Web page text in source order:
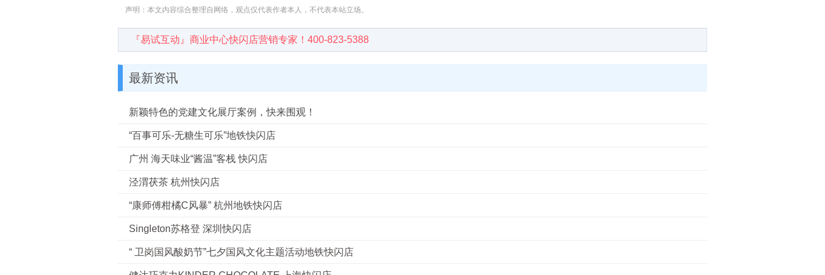
声明：本文内容综合整理自网络，观点仅代表作者本人，不代表本站立场。
『易试互动』商业中心快闪店营销专家！400-823-5388
最新资讯
新颖特色的党建文化展厅案例，快来围观！
“百事可乐-无糖生可乐”地铁快闪店
广州 海天味业“酱温”客栈 快闪店
泾渭茯茶 杭州快闪店
“康师傅柑橘C风暴” 杭州地铁快闪店
Singleton苏格登 深圳快闪店
“ 卫岗国风酸奶节”七夕国风文化主题活动地铁快闪店